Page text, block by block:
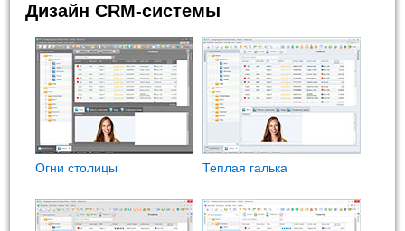
Дизайн CRM-системы
Огни столицы Теплая галька